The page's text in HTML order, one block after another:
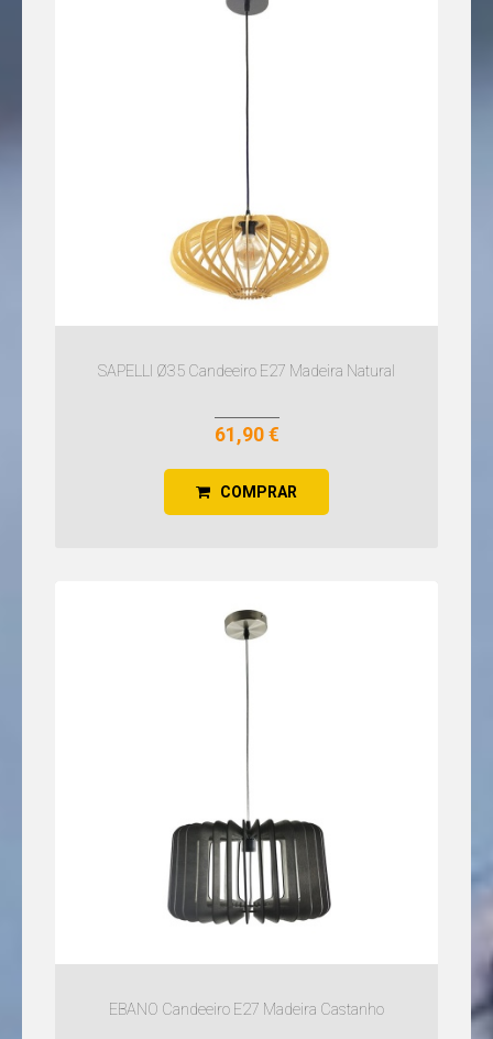
SAPELLI Ø35 Candeeiro E27 Madeira Natural
61,90 €
COMPRAR
EBANO Candeeiro E27 Madeira Castanho